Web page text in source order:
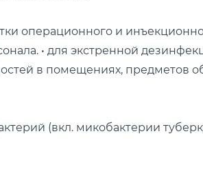
операционного и
• для экстренной
в помещениях, предметов
(вкл. микобактерии